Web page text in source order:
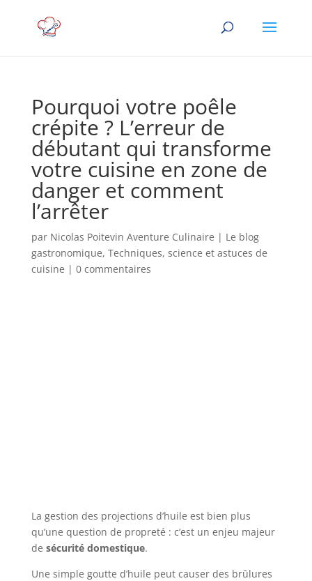
Pourquoi votre poêle
crépite ? L’erreur de
débutant qui transforme
votre cuisine en zone de
danger et comment
l’arrêter
par Nicolas Poitevin Aventure Culinaire | Le blog
gastronomique, Techniques, science et astuces de
cuisine | 0 commentaires
La gestion des projections d’huile est bien plus
qu’une question de propreté : c’est un enjeu majeur
de sécurité domestique.
Une simple goutte d’huile peut causer des brûlures